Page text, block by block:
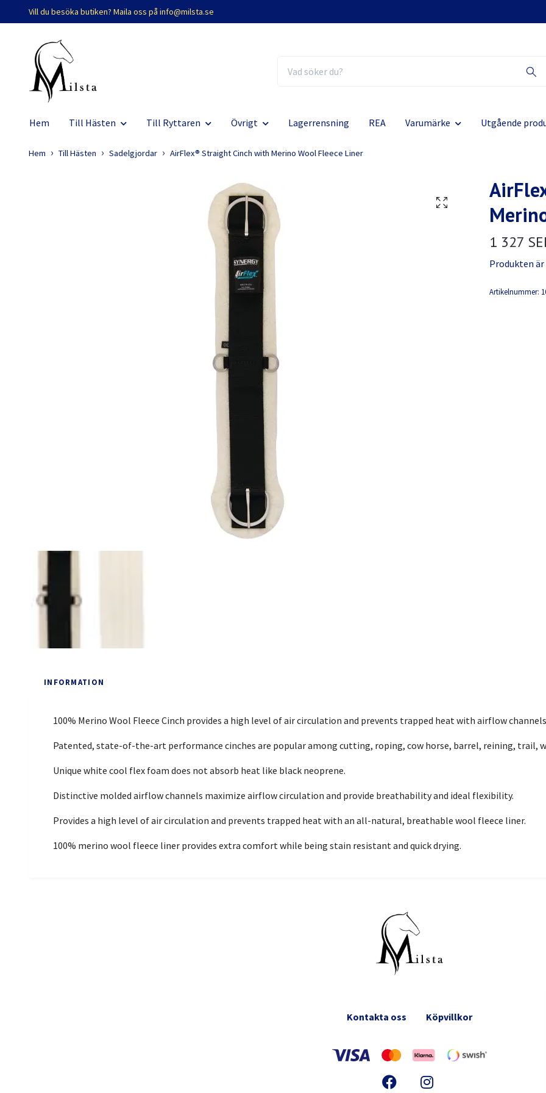
Vill du besöka butiken? Maila oss på info@milsta.se
Hem Till Hästen Till Ryttaren Övrigt Lagerrensning REA Varumärke Utgående
Hem Till Hästen Sadelgjordar AirFlex® Straight Cinch with Merino Wool Fleece Liner
1 327
Produkten
Artikelnummer:
INFORMATION
100% Merino Wool Fleece Cinch provides a high level of air circulation and prevents trapped heat with airflow
Patented, state-of-the-art performance cinches are popular among cutting, roping, cow horse, barrel, reining, trail,
Unique white cool flex foam does not absorb heat like black neoprene.
Distinctive molded airflow channels maximize airflow circulation and provide breathability and ideal flexibility.
Provides a high level of air circulation and prevents trapped heat with an all-natural, breathable wool fleece liner.
100% merino wool fleece liner provides extra comfort while being stain resistant and quick drying.
Kontakta oss Köpvillkor